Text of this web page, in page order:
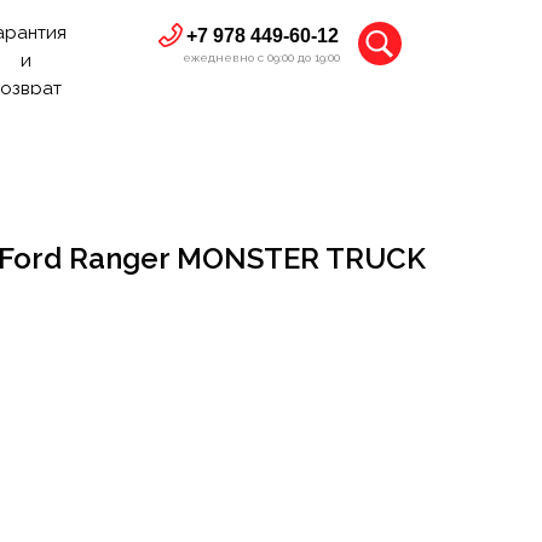
и
+7 978 449-60-12
ежедневно с 09:00 до 19:00
Ranger MONSTER TRUCK